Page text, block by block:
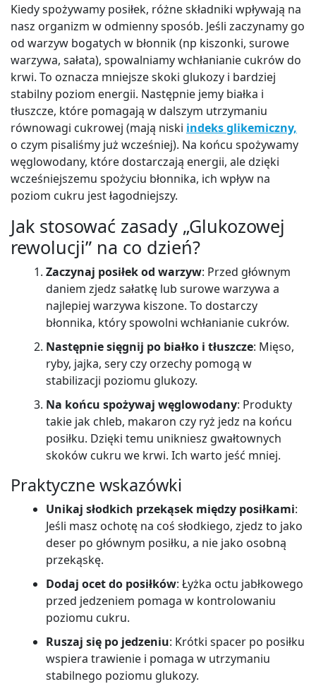
Kiedy spożywamy posiłek, różne składniki wpływają na
nasz organizm w odmienny sposób. Jeśli zaczynamy go
od warzyw bogatych w błonnik (np kiszonki, surowe
warzywa, sałata), spowalniamy wchłanianie cukrów do
krwi. To oznacza mniejsze skoki glukozy i bardziej
stabilny poziom energii. Następnie jemy białka i
tłuszcze, które pomagają w dalszym utrzymaniu
równowagi cukrowej (mają niski indeks glikemiczny,
o czym pisaliśmy już wcześniej). Na końcu spożywamy
węglowodany, które dostarczają energii, ale dzięki
wcześniejszemu spożyciu błonnika, ich wpływ na
poziom cukru jest łagodniejszy.
Jak stosować zasady „Glukozowej
rewolucji” na co dzień?
Zaczynaj posiłek od warzyw: Przed głównym
daniem zjedz sałatkę lub surowe warzywa a
najlepiej warzywa kiszone. To dostarczy
błonnika, który spowolni wchłanianie cukrów.
Następnie sięgnij po białko i tłuszcze: Mięso,
ryby, jajka, sery czy orzechy pomogą w
stabilizacji poziomu glukozy.
Na końcu spożywaj węglowodany: Produkty
takie jak chleb, makaron czy ryż jedz na końcu
posiłku. Dzięki temu unikniesz gwałtownych
skoków cukru we krwi. Ich warto jeść mniej.
Praktyczne wskazówki
Unikaj słodkich przekąsek między posiłkami:
Jeśli masz ochotę na coś słodkiego, zjedz to jako
deser po głównym posiłku, a nie jako osobną
przekąskę.
Dodaj ocet do posiłków: Łyżka octu jabłkowego
przed jedzeniem pomaga w kontrolowaniu
poziomu cukru.
Ruszaj się po jedzeniu: Krótki spacer po posiłku
wspiera trawienie i pomaga w utrzymaniu
stabilnego poziomu glukozy.